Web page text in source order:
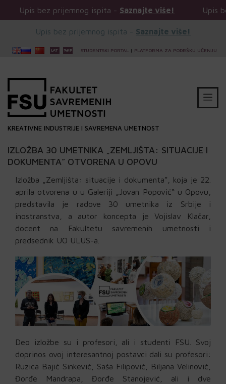
prijemnog ispita -Saznajte više! Upis bez
Upis bez prijemnog ispita - Saznajte više!
STUDENTSKI PORTAL | PLATFORMA ZA PODRŠKU UČENJU
KREATIVNE INDUSTRIJE I SAVREMENA UMETNOST
IZLOŽBA 30 UMETNIKA „ZEMLJIŠTA: SITUACIJE I
DOKUMENTA” OTVORENA U OPOVU
Izložba „Zemljišta: situacije i dokumenta”, koja je 22.
aprila otvorena u u Galeriji „Jovan Popović“ u Opovu,
predstavila je radove 30 umetnika iz Srbije i
inostranstva, a autor koncepta je Vojislav Klačar,
docent na Fakultetu savremenih umetnosti i
predsednik UO ULUS-a.
Deo izložbe su i profesori, ali i studenti FSU. Svoj
doprinos ovoj interesantnoj postavci dali su profesori:
Ruzica Bajić Sinkević, Saša Filipović, Biljana Velinović,
Đorđe Mandrapa, Đorđe Stanojević, ali i dve